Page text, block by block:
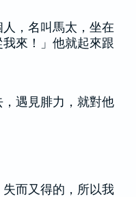
，名叫馬太，坐在
來！」他就起來跟
遇見腓力，就對他
而又得的，所以我